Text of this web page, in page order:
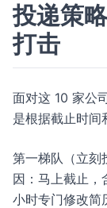
投递策
打击
面对这 10 家公
是根据截止时间
第一梯队（立刻
因：马上截止，
小时专门修改简